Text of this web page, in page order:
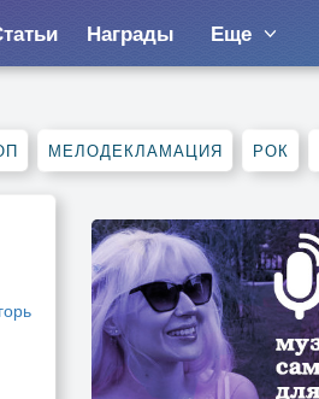
Награды Еще
МЕЛОДЕКЛАМАЦИЯ РОК